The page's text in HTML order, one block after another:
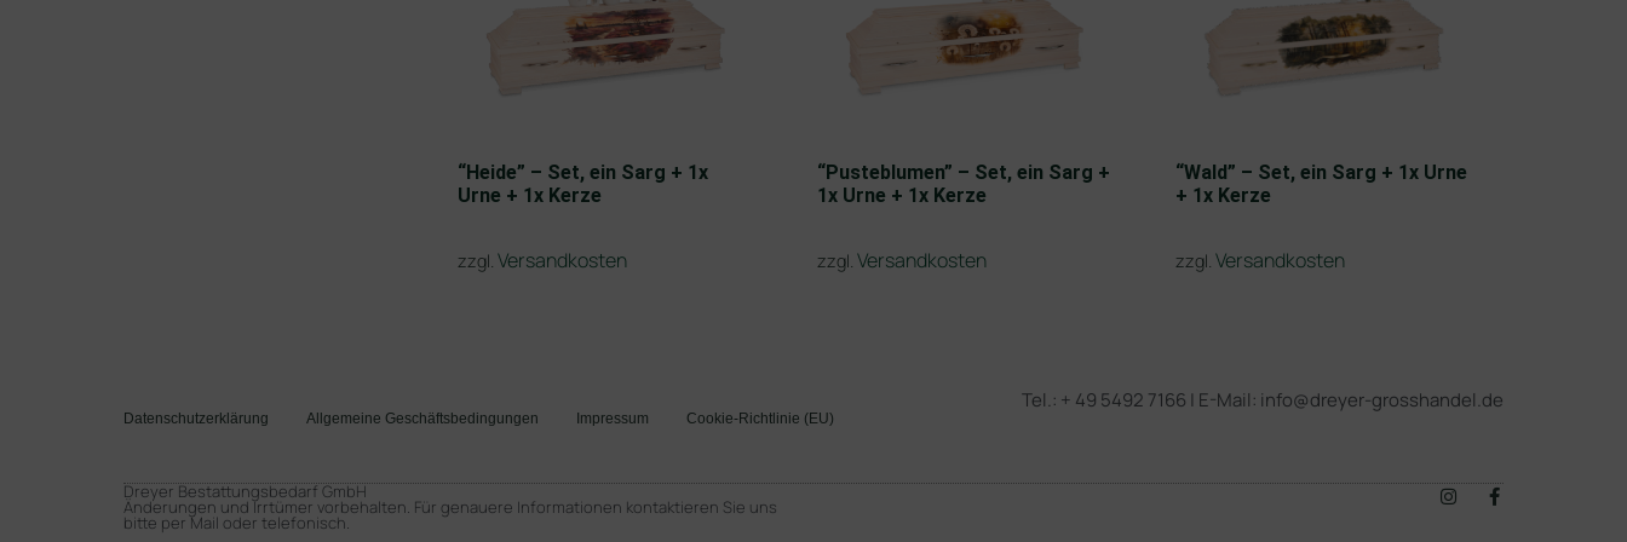
“Heide” – Set, ein Sarg + 1x
Urne + 1x Kerze
zzgl. Versandkosten
“Pusteblumen” – Set, ein Sarg +
1x Urne + 1x Kerze
zzgl. Versandkosten
“Wald” – Set, ein Sarg + 1x Urne
+ 1x Kerze
zzgl.Versandkosten
Datenschutzerklärung Allgemeine Geschäftsbedingungen Impressum Cookie-Richtlinie (EU)
Tel.: + 49 5492 7166 | E-Mail: info@dreyer-grosshandel.de
Dreyer Bestattungsbedarf GmbH
Änderungen und Irrtümer vorbehalten. Für genauere Informationen kontaktieren Sie uns
bitte per Mail oder telefonisch.